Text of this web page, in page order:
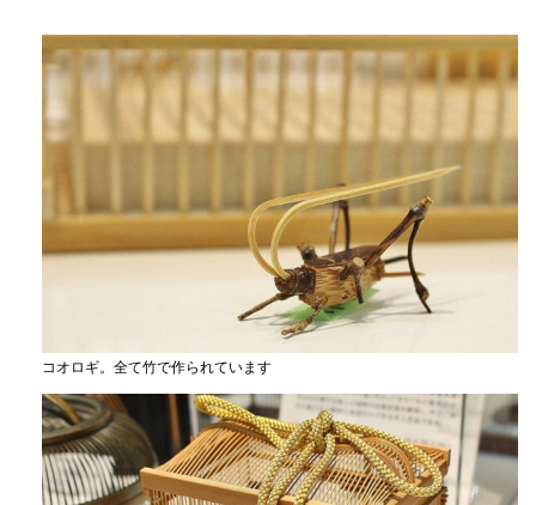
コオロギ。全て竹で作られています